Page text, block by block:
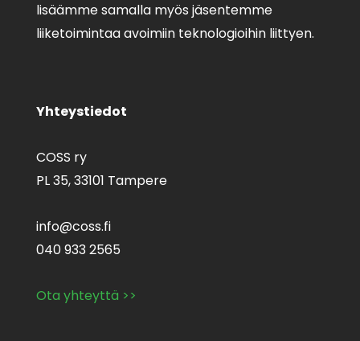
lisäämme samalla myös jäsentemme
liiketoimintaa avoimiin teknologioihin liittyen.
Yhteystiedot
COSS ry
PL 35,33101 Tampere
info@coss.fi
040 933 2565
Ota yhteyttä >>